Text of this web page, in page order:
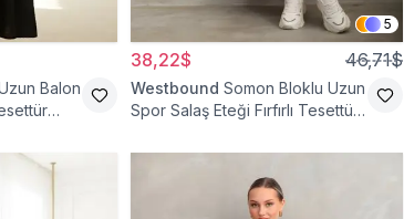
Balon
5
38,22$ 46,71$
Westbound Somon Bloklu Uzun
Spor Salaş Eteği Fırfırlı Tesettür